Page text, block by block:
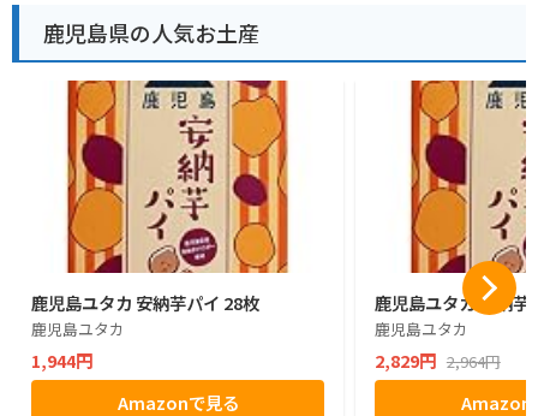
鹿児島県の人気お土産
鹿児島ユタカ 安納芋パイ 28枚
鹿児島ユタカ
1,944円
Amazonで見る
鹿児島ユタカ 安納
鹿児島ユタカ
2,829円 2,964円
Amazon